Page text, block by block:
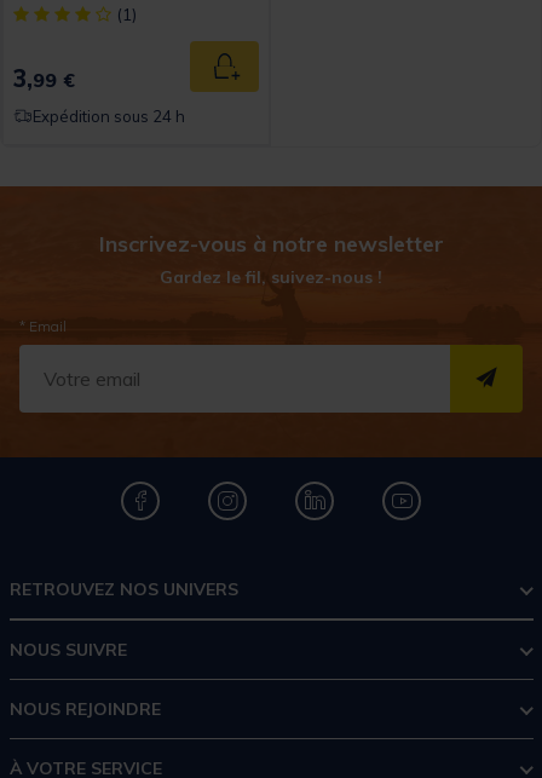
[object Object] out of 5 Customer Rating
(1)
3,99 € Ajouter au panier
Expédition sous 24 h
Inscrivez-vous à notre newsletter
Gardez le fil, suivez-nous !
* Email
RETROUVEZ NOS UNIVERS
NOUS SUIVRE
NOUS REJOINDRE
À VOTRE SERVICE